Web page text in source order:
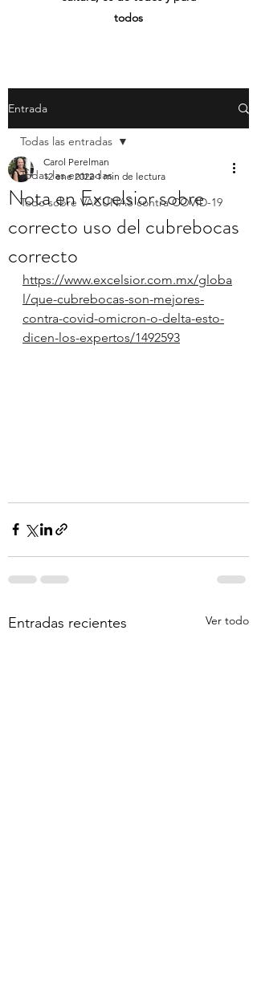
todos
Entrada
Todas las entradas
Todo sobre VACUNAS contra COVID-19
Todas las entradas
Nota en Excelsior sobre
correcto uso del cubrebocas
correcto
Carol Perelman
12 ene 2022 1 min de lectura
https://www.excelsior.com.mx/globa
l/que-cubrebocas-son-mejores-
contra-covid-omicron-o-delta-esto-
dicen-los-expertos/1492593
Entradas recientes Ver todo